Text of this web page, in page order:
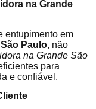
na Grande
entupimento em
Paulo, não
na Grande São
para
e confiável.